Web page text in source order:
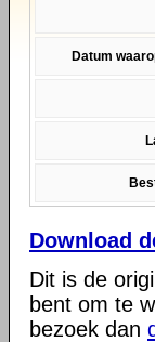
Datum
Download
Dit is de
bent om te
bezoek dan